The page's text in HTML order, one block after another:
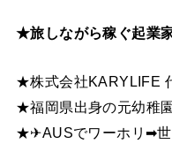
★旅しながら稼ぐ起業
★株式会社KARYLIFE
★福岡県出身の元幼稚園
★✈AUSでワーホリ➡